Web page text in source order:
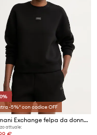
-5%* con codice OFF
Armani Exchange felpa da donna
attuale: